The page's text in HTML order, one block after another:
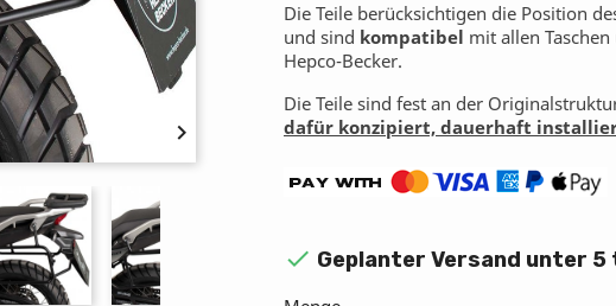

Die Teile berücksichtigen die Position
und sind kompatibel mit allen
Hepco-Becker.
Die Teile sind fest an der
dafür konzipiert, dauerhaft
 Geplanter Versand unter 5